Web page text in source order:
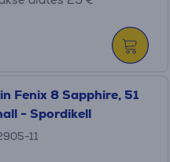
Fenix 8 Sapphire, 51
- Spordikell
11